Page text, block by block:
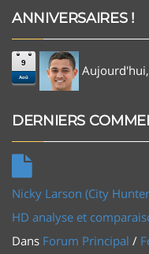
ANNIVERSAIRES !
9
Aoû Aujourd'hui,
DERNIERS
Nicky Larson (City
HD analyse et
Dans Forum Principal /